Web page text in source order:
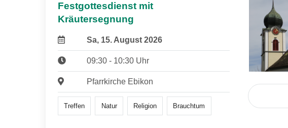
Festgottesdienst mit
Kräutersegnung
Sa, 15. August 2026
09:30 - 10:30 Uhr
Pfarrkirche Ebikon
Treffen Natur Religion Brauchtum